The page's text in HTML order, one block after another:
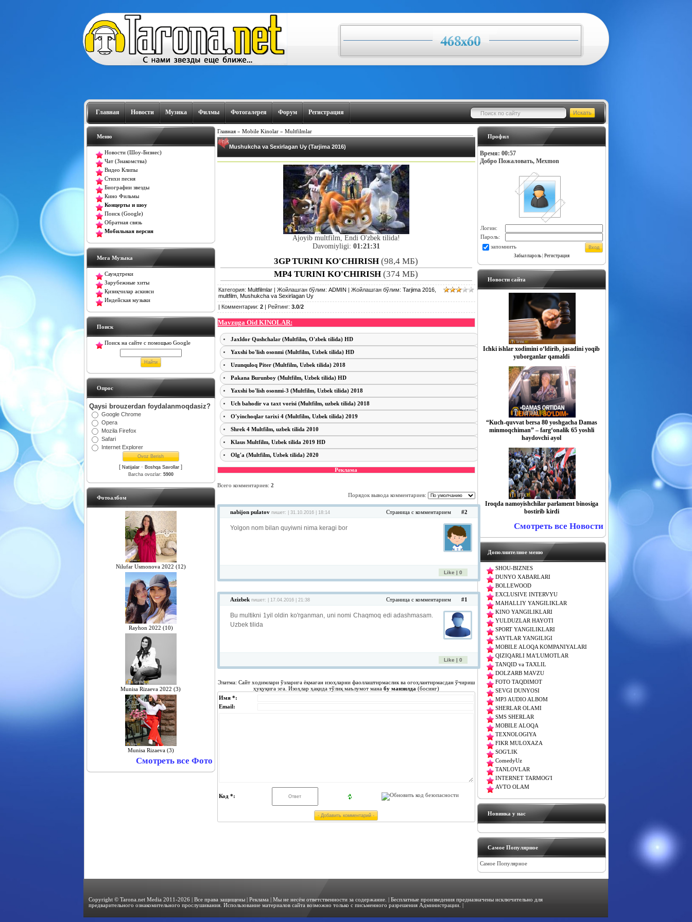
Главная Новости Музика Филмы Фотогалерея Форум Регистрация
Меню
Новости (Шоу-Бизнес)
Чат (Знакомства)
Видео Клипы
Стихи песня
Биографии звезды
Кино Фильмы
Концерты и шоу
Поиск (Google)
Обратная связь
Мобильная версия
Мега Музыка
Саундтреки
Зарубежные хиты
Қизиқчилар аскияси
Индейская музыки
Поиск
Поиск на сайте с помощью Google
Oпрос
Qaysi brouzerdan foydalanmoqdasiz?
Google Chrome
Opera
Mozila Firefox
Safari
Internet Explorer
[ Natijalar · Boshqa Savollar ]
Barcha ovozlar: 5900
Фотоалбом
Nilufar Usmonova 2022 (12)
Rayhon 2022 (10)
Munisa Rizaeva 2022 (3)
Munisa Rizaeva (3)
Смотреть все Фото
Главная» Mobile Kinolar» Multfilmlar
Mushukcha va Sexirlagan Uy (Tarjima 2016)
Ajoyib multfilm, Endi O'zbek tilida!
Davomiyligi: 01:21:31
3GP TURINI KO'CHIRISH (98,4 МБ)
MP4 TURINI KO'CHIRISH (374 МБ)
Категория: Multfilmlar| Жойлашган бўлим: ADMIN | Жойлашган бўлим: Tarjima 2016,
multfilm, Mushukcha va Sexirlagan Uy
| Комментарии: 2| Рейтинг: 3.0/2
Mavzuga Oid KINOLAR:
Jaxldor Qushchalar (Multfilm, O'zbek tilida) HD
Yaxshi bo'lish osonmi (Multfilm, Uzbek tilida) HD
Uzunquloq Piter (Multfilm, Uzbek tilida) 2018
Pakana Burunboy (Multfilm, Uzbek tilida) HD
Yaxshi bo'lish osonmi-3 (Multfilm, Uzbek tilida) 2018
Uch bahodir va taxt vorisi (Multfilm, uzbek tilida) 2018
O'yinchoqlar tarixi 4 (Multfilm, Uzbek tilida) 2019
Shrek 4 Multfilm, uzbek tilida 2010
Klaus Multfilm, Uzbek tilida 2019 HD
Olg'a (Multfilm, Uzbek tilida) 2020
Реклама
Всего комментариев: 2
Порядок вывода комментариев:
nabijon pulatov пишет: | 31.10.2016 | 18:14 #2
Страница с комментарием
Yolgon nom bilan quyiwni nima keragi bor
Like | 0
Azizbek пишет: | 17.04.2016 | 21:38 #1
Страница с комментарием
Bu multikni 1yil oldin ko'rganman, uni nomi Chaqmoq edi adashmasam.
Uzbek tilida
Like | 0
Элатма: Сайт ходимлари ўзларига ёқмаган изоҳларни фаоллаштирмаслик ва огоҳлантирмасдан ўчириш
ҳуқуқига эга. Изоҳлар ҳақида тўлиқ маълумот манабу манзилда (босинг)
Имя *:
Email:
Код *:
Профил
Время: 00:57
Добро Пожаловать, Mexmon
Логин:
Пароль:
запомнить
Забыл пароль| Регистрация
Новости сайта
Ichki ishlar xodimini o‘ldirib, jasadini yoqib
yuborganlar qamaldi
“Kuch-quvvat bersa 80 yoshgacha Damas
minmoqchiman” – farg‘onalik 65 yoshli
haydovchi ayol
​​​​​​​Iroqda namoyishchilar parlament binosiga
bostirib kirdi
Смотреть все Новости
Дополнителное меню
SHOU-BIZNES
DUNYO XABARLARI
BOLLEWOOD
EXCLUSIVE INTERVYU
MAHALLIY YANGILIKLAR
KINO YANGILIKLARI
YULDUZLAR HAYOTI
SPORT YANGILIKLARI
SAYTLAR YANGILIGI
MOBILE ALOQA KOMPANIYALARI
QIZIQARLI MA'LUMOTLAR
TANQID va TAXLIL
DOLZARB MAVZU
FOTO TAQDIMOT
SEVGI DUNYOSI
MP3 AUDIO ALBOM
SHERLAR OLAMI
SMS SHERLAR
MOBILE ALOQA
TEXNOLOGIYA
FIKR MULOXAZA
SOG'LIK
ComedyUz
TANLOVLAR
INTERNET TARMOG'I
AVTO OLAM
Новинка у нас
Самое Популярное
Самое Популярное
Copyright © Tarona.net Media 2011-2026 | Все права защищены |Реклама
| Мы не несём ответственности за содержание. | Бесплатные произведения предназначены исключительно для
предварительного ознакомительного прослушивания. Использование материалов сайта возможно только с письменного разрешения Администрации. |